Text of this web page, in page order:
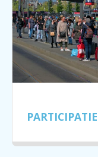
PARTICIPATIE